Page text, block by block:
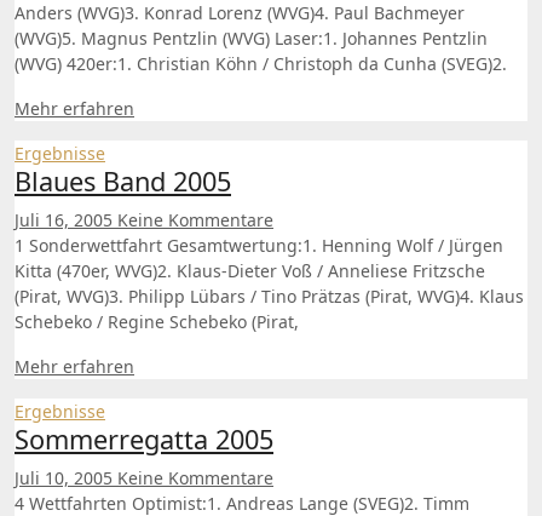
Anders (WVG)3. Konrad Lorenz (WVG)4. Paul Bachmeyer
(WVG)5. Magnus Pentzlin (WVG) Laser:1. Johannes Pentzlin
(WVG) 420er:1. Christian Köhn / Christoph da Cunha (SVEG)2.
Mehr erfahren
Ergebnisse
Blaues Band 2005
Juli 16, 2005 Keine Kommentare
1 Sonderwettfahrt Gesamtwertung:1. Henning Wolf / Jürgen
Kitta (470er, WVG)2. Klaus-Dieter Voß / Anneliese Fritzsche
(Pirat, WVG)3. Philipp Lübars / Tino Prätzas (Pirat, WVG)4. Klaus
Schebeko / Regine Schebeko (Pirat,
Mehr erfahren
Ergebnisse
Sommerregatta 2005
Juli 10, 2005 Keine Kommentare
4 Wettfahrten Optimist:1. Andreas Lange (SVEG)2. Timm